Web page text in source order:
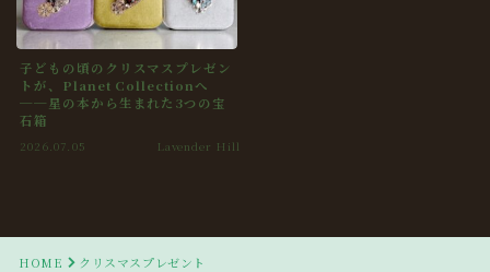
子どもの頃のクリスマスプレゼン
トが、Planet Collectionへ
──星の本から生まれた3つの宝
石箱
2026.07.05 Lavender Hill
HOME クリスマスプレゼント